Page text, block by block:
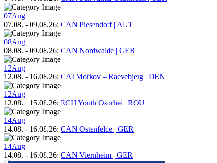
07Aug
07.08. - 09.08.26: CAN Piesendorf | AUT
08Aug
08.08. - 09.08.26: CAN Nordwalde | GER
12Aug
12.08. - 16.08.26: CAI Morkov – Raevebjerg | DEN
12Aug
12.08. - 15.08.26: ECH Youth Osorhei | ROU
14Aug
14.08. - 16.08.26: CAN Ostenfelde | GER
14Aug
14.08.-16.08.26:CAN Viernheim | GER